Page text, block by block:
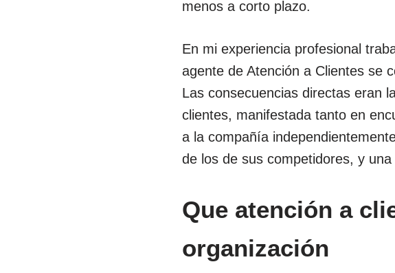
menos a corto plazo.
En mi experiencia profesional
agente de Atención a Clientes se
Las consecuencias directas eran
clientes, manifestada tanto en
a la compañía
de los de sus competidores, y
Que atención a
organización